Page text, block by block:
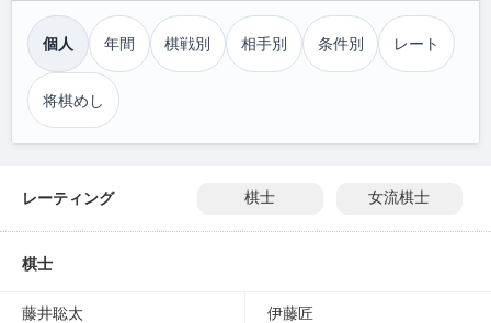
個人 年間 棋戦別 相手別 条件別 レート
将棋めし
レーティング 棋士 女流棋士
棋士
藤井聡太 伊藤匠